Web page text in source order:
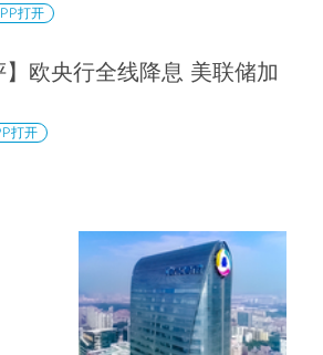
打开
】欧央行全线降息 美联储加
打开